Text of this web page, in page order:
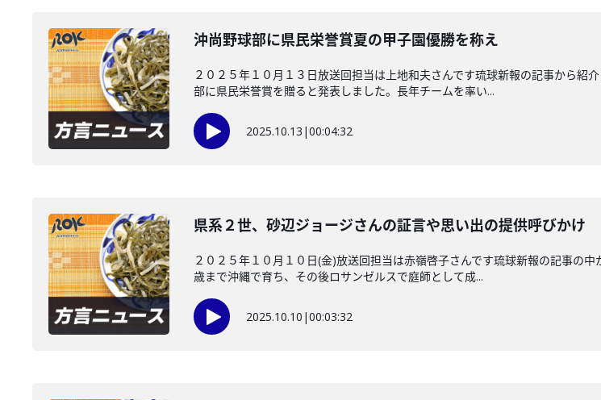
沖尚野球部に県民栄誉賞夏の甲子園優勝を称え
２０２５年１０月１３日放送回担当は上地和夫さんです琉球新報の記事から
部に県民栄誉賞を贈ると発表しました。長年チームを率い...
2025.10.13 |00:04:32
県系２世、砂辺ジョージさんの証言や思い出の提供呼びかけ
２０２５年１０月１０日(金)放送回担当は赤嶺啓子さんです琉球新報の記事の
歳まで沖縄で育ち、その後ロサンゼルスで庭師として成...
2025.10.10 |00:03:32